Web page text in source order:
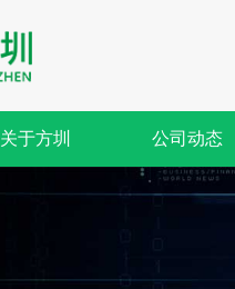
关于方圳 公司动态